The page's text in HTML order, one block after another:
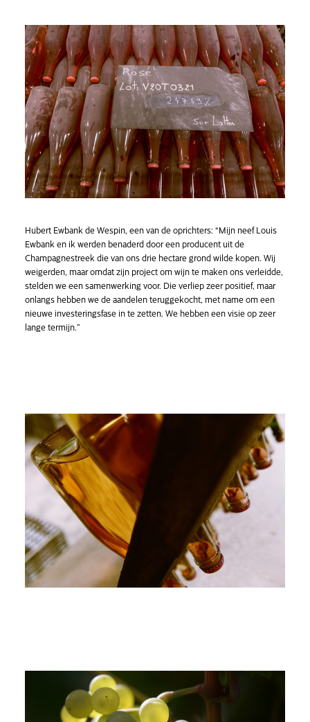
Hubert Ewbank de Wespin, een van de oprichters: “Mijn neef Louis
Ewbank en ik werden benaderd door een producent uit de
Champagnestreek die van ons drie hectare grond wilde kopen. Wij
weigerden, maar omdat zijn project om wijn te maken ons verleidde,
stelden we een samenwerking voor. Die verliep zeer positief, maar
onlangs hebben we de aandelen teruggekocht, met name om een
nieuwe investeringsfase in te zetten. We hebben een visie op zeer
lange termijn.”